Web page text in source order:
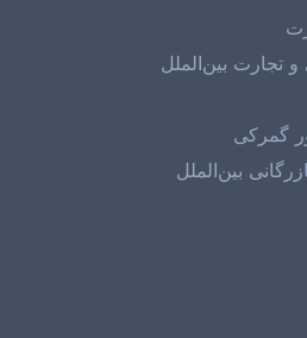
تجارت بین‌الملل
گمرکی
بین‌الملل